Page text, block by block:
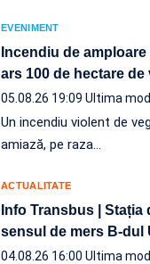
EVENIMENT
Incendiu de
ars 100 de hectare de
05.08.26 19:09 Ultima
Un incendiu violent de
amiază, pe raza…
ACTUALITATE
Info Transbus |
sensul de mers B-dul
04.08.26 16:00 Ultima